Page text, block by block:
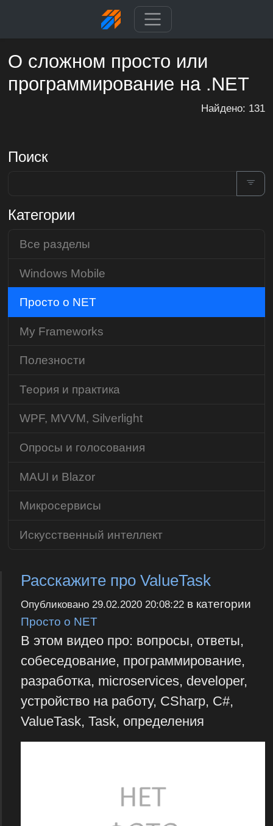
О сложном просто или
программирование на .NET
Найдено: 131
Расскажите про ValueTask
Опубликовано 29.02.2020 20:08:22в категории
Просто о NET
В этом видео про: вопросы, ответы,
собеседование, программирование,
разработка, microservices, developer,
устройство на работу, CSharp, C#,
ValueTask, Task, определения
Поиск
Категории
Все разделы
Windows Mobile
Просто о NET
My Frameworks
Полезности
Теория и практика
WPF, MVVM, Silverlight
Опросы и голосования
MAUI и Blazor
Микросервисы
Искусственный интеллект